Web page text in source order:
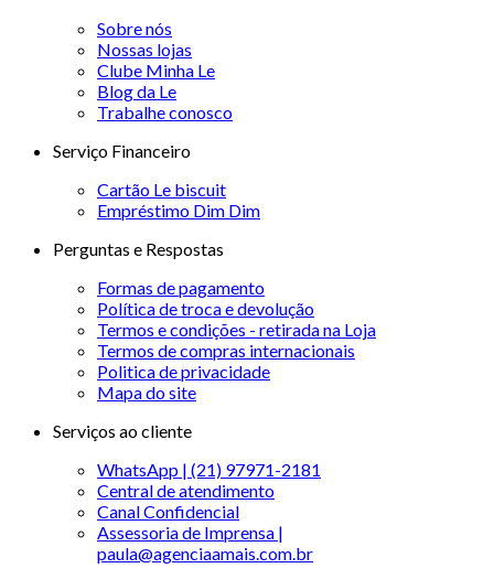
Sobre nós
Nossas lojas
Clube Minha Le
Blog da Le
Trabalhe conosco
Serviço Financeiro
Cartão Le biscuit
Empréstimo Dim Dim
Perguntas e Respostas
Formas de pagamento
Política de troca e devolução
Termos e condições - retirada na Loja
Termos de compras internacionais
Politica de privacidade
Mapa do site
Serviços ao cliente
WhatsApp | (21) 97971-2181
Central de atendimento
Canal Confidencial
Assessoria de Imprensa |
paula@agenciaamais.com.br